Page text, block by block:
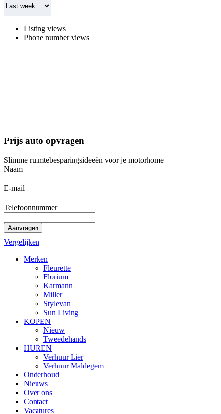
Listing views
Phone number views
Prijs auto opvragen
Slimme ruimtebesparingsideeën voor je motorhome
Naam
E-mail
Telefoonnummer
Aanvragen
Vergelijken
Merken
Fleurette
Florium
Karmann
Miller
Stylevan
Sun Living
KOPEN
Nieuw
Tweedehands
HUREN
Verhuur Lier
Verhuur Maldegem
Onderhoud
Nieuws
Over ons
Contact
Vacatures